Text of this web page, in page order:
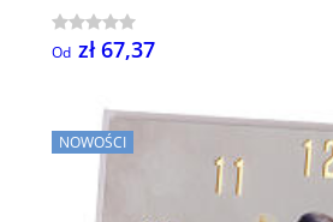
Od zł 67,37
NOWOŚCI